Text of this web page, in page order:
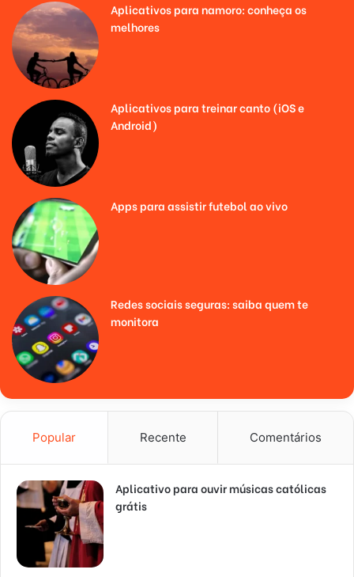
Aplicativos para namoro: conheça os
melhores
Aplicativos para treinar canto (iOS e
Android)
Apps para assistir futebol ao vivo
Redes sociais seguras: saiba quem te
monitora
Popular Recente Comentários
Aplicativo para ouvir músicas católicas
grátis